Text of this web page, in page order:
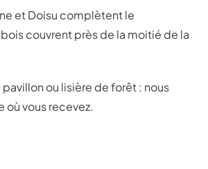
et Doisu complètent le
couvrent près de la moitié de la
ou lisière de forêt : nous
où vous recevez.